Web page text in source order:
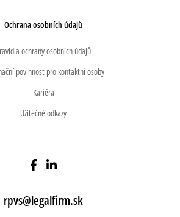
Ochrana osobních údajů
ochrany osobních údajů
povinnost pro kontaktní osoby
Kariéra
Užitečné odkazy
rpvs@legalfirm.sk